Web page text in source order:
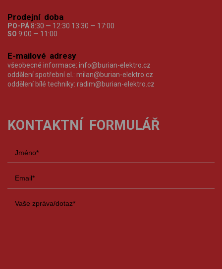
Prodejní doba
PO-PÁ 8:30 — 12:30 13:30 — 17:00
SO 9:00 — 11:00
E-mailové adresy
všeobecné informace: info@burian-elektro.cz
oddělení spotřební el.: milan@burian-elektro.cz
oddělení bílé techniky: radim@burian-elektro.cz
KONTAKTNÍ FORMULÁŘ